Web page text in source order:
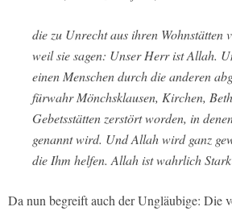
die zu Unrecht aus ihren Wohnstätten
weil sie sagen: Unser Herr ist Allah.
einen Menschen durch die anderen
fürwahr Mönchsklausen, Kirchen,
Gebetsstätten zerstört worden, in
genannt wird. Und Allah wird ganz
die Ihm helfen. Allah ist wahrlich
Da nun begreift auch der Ungläubige: Die